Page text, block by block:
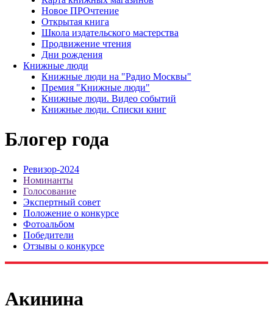
Новое ПРОчтение
Открытая книга
Школа издательского мастерства
Продвижение чтения
Дни рождения
Книжные люди
Книжные люди на "Радио Москвы"
Премия "Книжные люди"
Книжные люди. Видео событий
Книжные люди. Списки книг
Блогер года
Ревизор-2024
Номинанты
Голосование
Экспертный совет
Положение о конкурсе
Фотоальбом
Победители
Отзывы о конкурсе
Акинина